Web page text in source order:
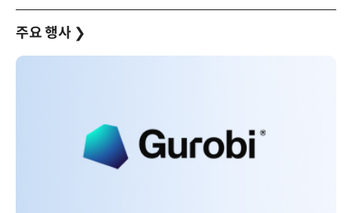
주요 행사 ❯